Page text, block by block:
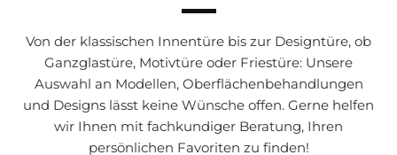
Von der klassischen Innentüre bis zur Designtüre, ob
Ganzglastüre, Motivtüre oder Friestüre: Unsere
Auswahl an Modellen, Oberflächenbehandlungen
und Designs lässt keine Wünsche offen. Gerne helfen
wir Ihnen mit fachkundiger Beratung, Ihren
persönlichen Favoriten zu finden!